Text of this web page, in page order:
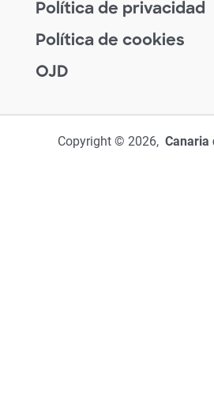
Política de privacidad
Política de cookies
OJD
Copyright © 2026, Canaria